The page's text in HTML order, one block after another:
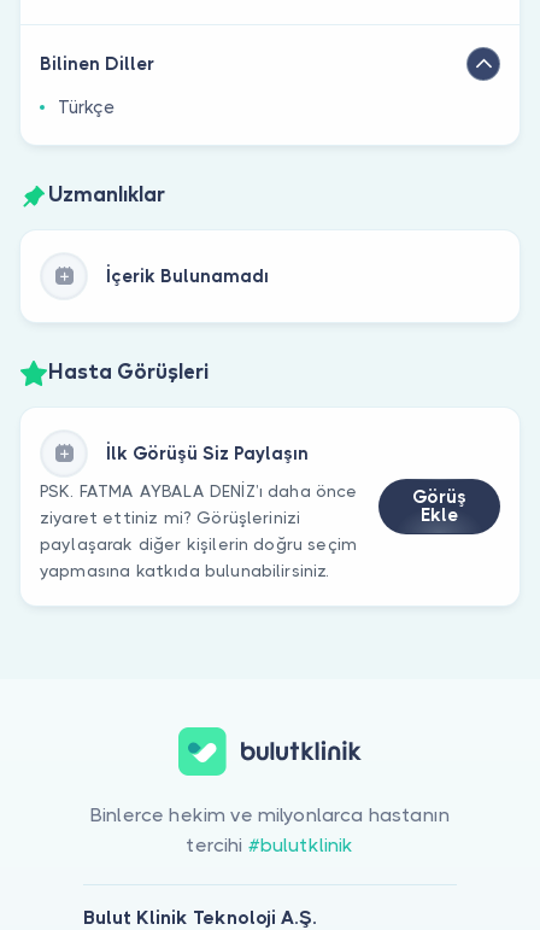
Bilinen Diller
Türkçe
Uzmanlıklar
İçerik Bulunamadı
Hasta Görüşleri
İlk Görüşü Siz Paylaşın
PSK. FATMA AYBALA DENİZ’ı daha önce
ziyaret ettiniz mi? Görüşlerinizi
paylaşarak diğer kişilerin doğru seçim
yapmasına katkıda bulunabilirsiniz.
Görüş
Ekle
Binlerce hekim ve milyonlarca hastanın
tercihi #bulutklinik
Bulut Klinik Teknoloji A.Ş.